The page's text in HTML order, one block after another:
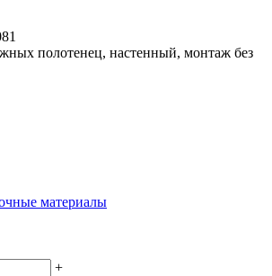
полотенец, настенный, монтаж без
материалы
+